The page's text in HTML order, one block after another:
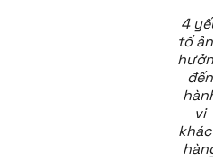
4
tố
đến
vi